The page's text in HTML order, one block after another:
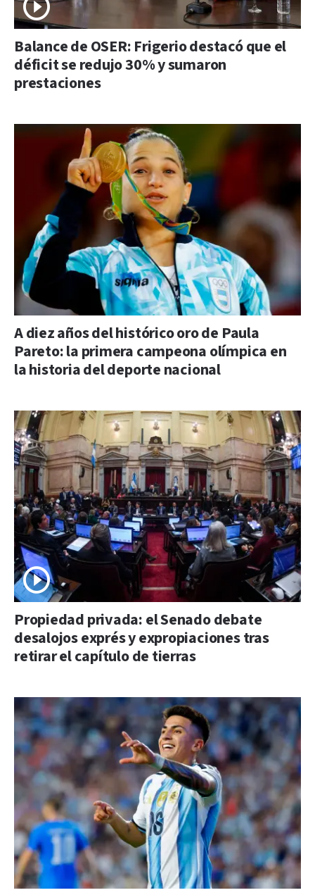
Balance de OSER: Frigerio destacó que el
déficit se redujo 30% y sumaron
prestaciones
A diez años del histórico oro de Paula
Pareto: la primera campeona olímpica en
la historia del deporte nacional
Propiedad privada: el Senado debate
desalojos exprés y expropiaciones tras
retirar el capítulo de tierras